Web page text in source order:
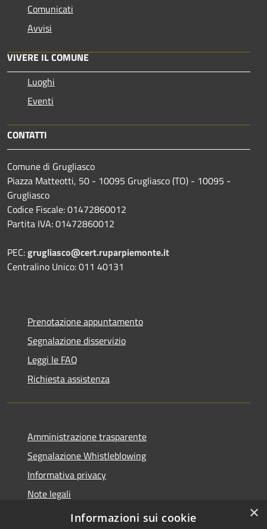
Comunicati
Avvisi
VIVERE IL COMUNE
Luoghi
Eventi
CONTATTI
Comune di Grugliasco
Piazza Matteotti, 50 - 10095 Grugliasco (TO) - 10095 -
Grugliasco
Codice Fiscale: 01472860012
Partita IVA: 01472860012
PEC:grugliasco@cert.ruparpiemonte.it
Centralino Unico: 011 40131
Prenotazione appuntamento
Segnalazione disservizio
Leggi le FAQ
Richiesta assistenza
Amministrazione trasparente
Segnalazione Whistleblowing
Informativa privacy
Note legali
Dichiarazione di accessibilità
×
Informazioni sui cookie